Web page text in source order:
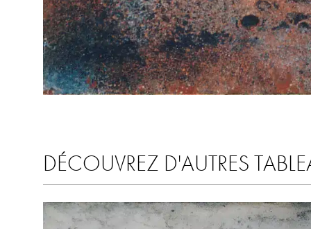
DÉCOUVREZ D'AUTRES